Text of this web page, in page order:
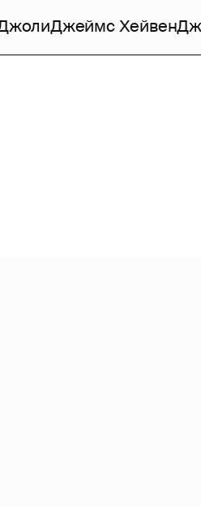
Джеймс Хейвен